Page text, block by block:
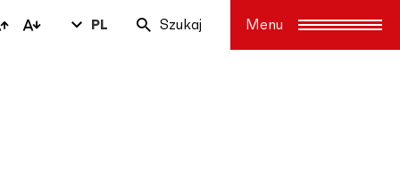
PL Szukaj